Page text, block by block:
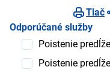
Tlač
Odporúčané služby
Poistenie
Poistenie